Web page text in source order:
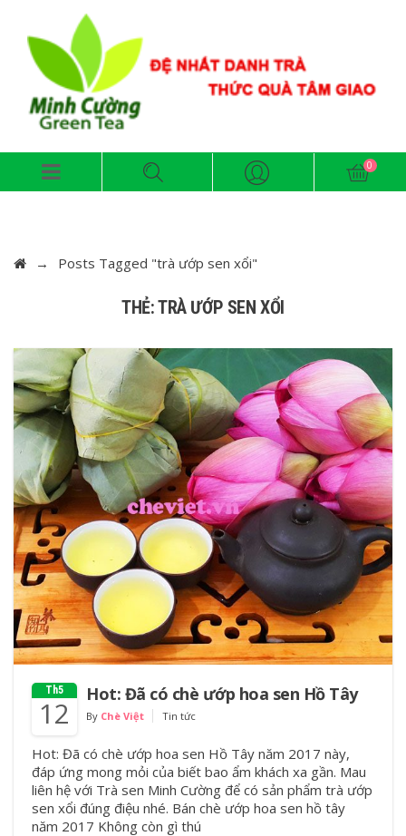
→ Posts Tagged "trà ướp sen xổi"
THẺ: TRÀ ƯỚP SEN XỔI
Th5
12
Hot: Đã có chè ướp hoa sen Hồ Tây
By Chè Việt Tin tức
Hot: Đã có chè ướp hoa sen Hồ Tây năm 2017 này,
đáp ứng mong mỏi của biết bao ẩm khách xa gần. Mau
liên hệ với Trà sen Minh Cường để có sản phẩm trà ướp
sen xổi đúng điệu nhé. Bán chè ướp hoa sen hồ tây
năm 2017 Không còn gì thú